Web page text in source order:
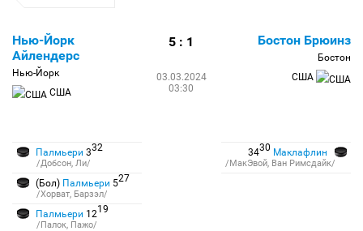
Нью-Йорк
Айлендерс
Нью-Йорк
США
5 : 1
03.03.2024
03:30
Бостон Брюинз
Бостон
США
Палмьери 332
/Добсон, Ли/
(Бол) Палмьери 527
/Хорват, Барзэл/
Палмьери 1219
/Палок, Пажо/
3430 Маклафлин
/МакЭвой, Ван Римсдайк/